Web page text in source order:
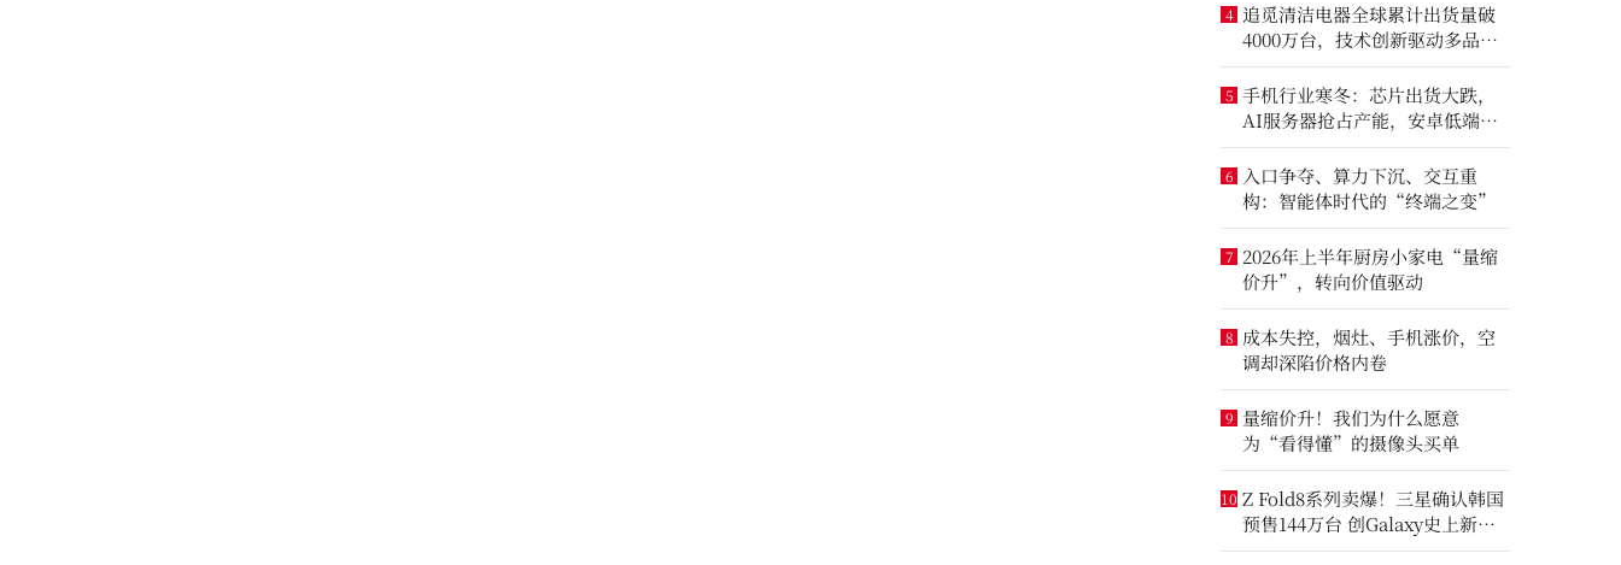
4 追觅清洁电器全球累计出货量破
4000万台，技术创新驱动多品类
增长
5 手机行业寒冬：芯片出货大跌，
AI服务器抢占产能，安卓低端压
力最大
6
入口争夺、算力下沉、交互重
构：智能体时代的“终端之变”
7 2026年上半年厨房小家电“量缩
价升”，转向价值驱动
8 成本失控，烟灶、手机涨价，空
调却深陷价格内卷
9 量缩价升！我们为什么愿意
为“看得懂”的摄像头买单
10 Z Fold8系列卖爆！三星确认韩国
预售144万台 创Galaxy史上新纪
录